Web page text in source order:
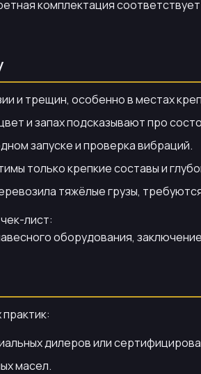
комплектация
и трещин, особенно в местах
и запах подсказывают про
запуске и проверка вибраций.
только крепкие составы и
тяжёлые грузы,
лист:
оборудования,
дилеров или
масел.